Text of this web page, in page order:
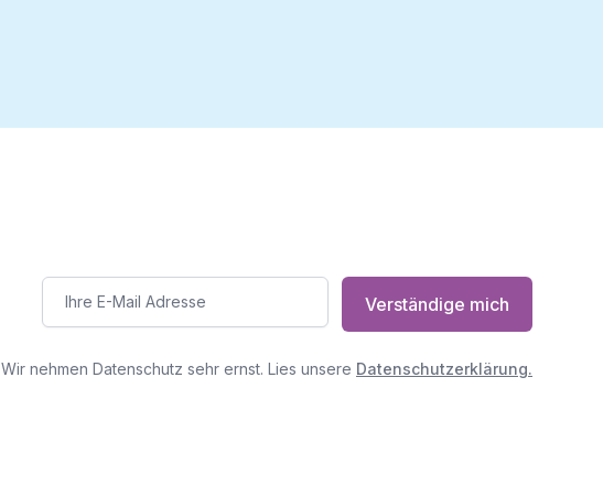
Verständige mich
Wir nehmen Datenschutz sehr ernst. Lies unsere Datenschutzerklärung.